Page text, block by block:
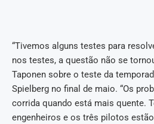
“Tivemos alguns testes para
nos testes, a questão não se
Taponen sobre o teste da
Spielberg no final de maio. “Os
corrida quando está mais quente.
engenheiros e os três pilotos